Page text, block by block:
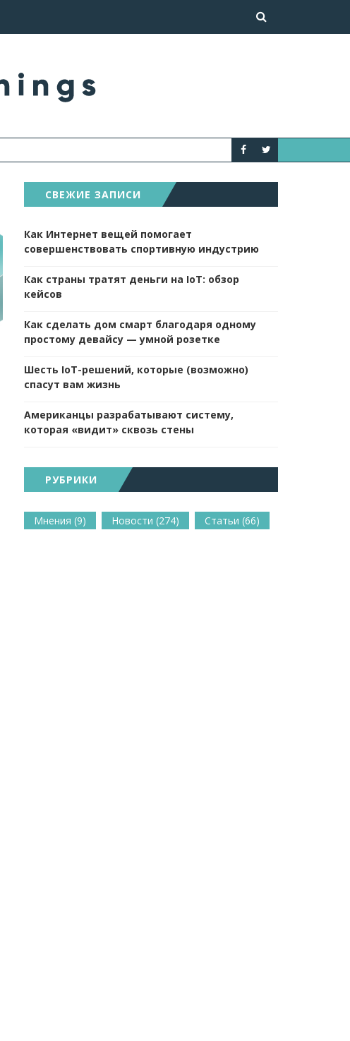
НОВОСТИ КАК СДЕЛАТЬ
СВЕЖИЕ ЗАПИСИ
Как Интернет вещей помогает
совершенствовать спортивную индустрию
Как страны тратят деньги на IoT: обзор
кейсов
Как сделать дом смарт благодаря одному
простому девайсу — умной розетке
Шесть IoT-решений, которые (возможно)
спасут вам жизнь
Американцы разрабатывают систему,
которая «видит» сквозь стены
РУБРИКИ
Мнения (9) Новости (274) Статьи (66)